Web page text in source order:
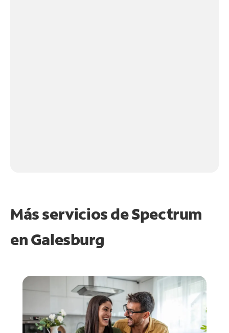
Más servicios de Spectrum
enGalesburg